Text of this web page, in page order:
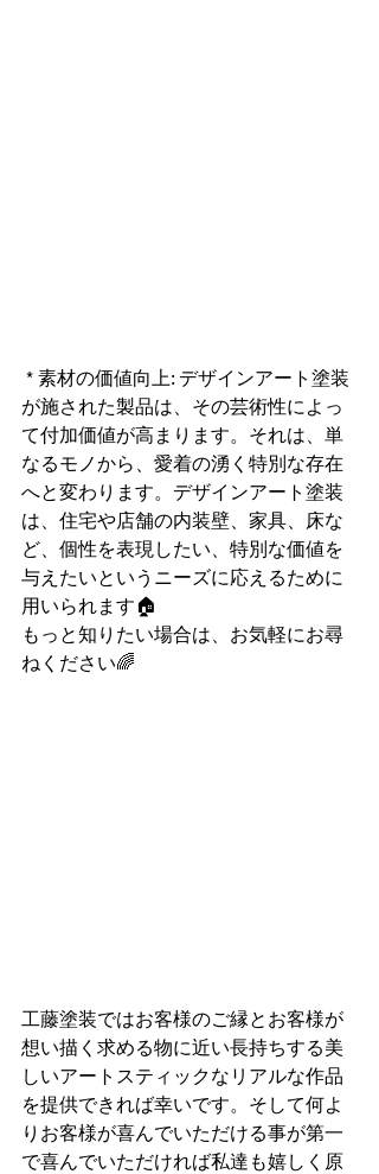
が施された製品は、その芸術性によっ
て付加価値が高まります。それは、単
なるモノから、愛着の湧く特別な存在
へと変わります。デザインアート塗装
は、住宅や店舗の内装壁、家具、床な
ど、個性を表現したい、特別な価値を
与えたいというニーズに応えるために
用いられます🏠
もっと知りたい場合は、お気軽にお尋
ねください🌈
工藤塗装ではお客様のご縁とお客様が
想い描く求める物に近い長持ちする美
しいアートスティックなリアルな作品
を提供できれば幸いです。そして何よ
りお客様が喜んでいただける事が第一
で喜んでいただければ私達も嬉しく原